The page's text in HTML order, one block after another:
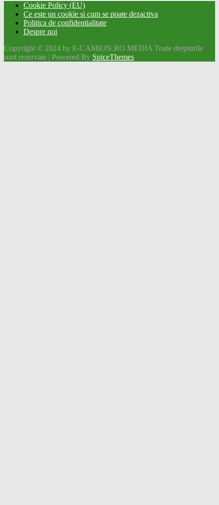
Cookie Policy (EU)
Ce este un cookie si cum se poate dezactiva
Politica de confidentialitate
Despre noi
Copyright © 2024 by E-CAMION.RO MEDIA Toate drepturile
sunt rezervate | Powered By SpiceThemes